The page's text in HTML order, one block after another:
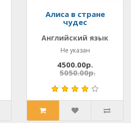
Алиса в стране
чудес
Английский язык
Не указан
4500.00р.
5050.00р.